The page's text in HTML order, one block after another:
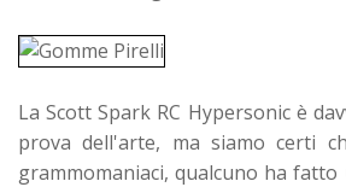
La Scott Spark RC Hypersonic è
prova dell'arte, ma siamo certi
grammomaniaci, qualcuno ha